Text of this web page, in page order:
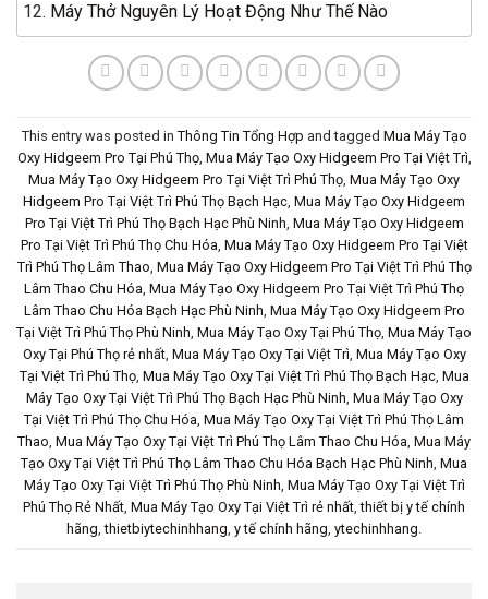
Máy Thở Nguyên Lý Hoạt Động Như Thế Nào
This entry was posted in Thông Tin Tổng Hợp and tagged Mua Máy Tạo
Oxy Hidgeem Pro Tại Phú Thọ, Mua Máy Tạo Oxy Hidgeem Pro Tại Việt Trì
Mua Máy Tạo Oxy Hidgeem Pro Tại Việt Trì Phú Thọ Mua Máy Tạo Oxy
Hidgeem Pro Tại Việt Trì Phú Thọ Bạch Hạc Mua Máy Tạo Oxy Hidgeem
Pro Tại Việt Trì Phú Thọ Bạch Hạc Phù Ninh Mua Máy Tạo Oxy Hidgeem
Pro Tại Việt Trì Phú Thọ Chu Hóa Mua Máy Tạo Oxy Hidgeem Pro Tại Việt
Trì Phú Thọ Lâm Thao Mua Máy Tạo Oxy Hidgeem Pro Tại Việt Trì Phú Thọ
Lâm Thao Chu Hóa Mua Máy Tạo Oxy Hidgeem Pro Tại Việt Trì Phú Thọ
Lâm Thao Chu Hóa Bạch Hạc Phù Ninh Mua Máy Tạo Oxy Hidgeem Pro
Tại Việt Trì Phú Thọ Phù Ninh Mua Máy Tạo Oxy Tại Phú Thọ Mua Máy Tạo
Oxy Tại Phú Thọ rẻ nhất, Mua Máy Tạo Oxy Tại Việt Trì Mua Máy Tạo Oxy
Tại Việt Trì Phú Thọ, Mua Máy Tạo Oxy Tại Việt Trì Phú Thọ Bạch Hạc, Mua
Máy Tạo Oxy Tại Việt Trì Phú Thọ Bạch Hạc Phù Ninh Mua Máy Tạo Oxy
Tại Việt Trì Phú Thọ Chu Hóa Mua Máy Tạo Oxy Tại Việt Trì Phú Thọ Lâm
Thao Mua Máy Tạo Oxy Tại Việt Trì Phú Thọ Lâm Thao Chu Hóa Mua Máy
Tạo Oxy Tại Việt Trì Phú Thọ Lâm Thao Chu Hóa Bạch Hạc Phù Ninh Mua
Máy Tạo Oxy Tại Việt Trì Phú Thọ Phù Ninh Mua Máy Tạo Oxy Tại Việt Trì
Phú Thọ Rẻ Nhất Mua Máy Tạo Oxy Tại Việt Trì rẻ nhất ,thiết bị y tế chính
hãng ,thietbiytechinhhang y tế chính hãng ytechinhhang